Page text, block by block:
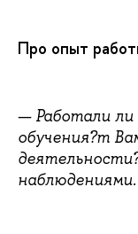
Про опыт
—Работали ли
обучения?т
наблюдениями.